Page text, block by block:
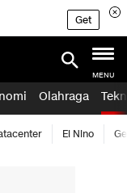
Get
MENU
Olahraga
El Nino